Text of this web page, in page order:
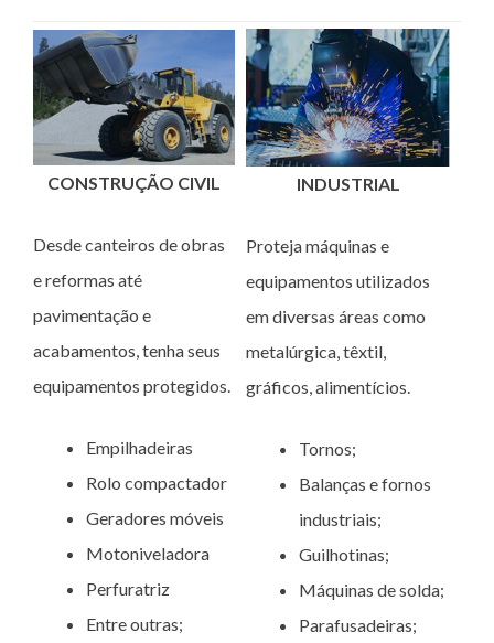
CONSTRUÇÃO CIVIL
Desde canteiros de obras
e reformas até
pavimentação e
acabamentos, tenha seus
equipamentos protegidos.
Empilhadeiras
Rolo compactador
Geradores móveis
Motoniveladora
Perfuratriz
Entre outras;
INDUSTRIAL
Proteja máquinas e
equipamentos utilizados
em diversas áreas como
metalúrgica, têxtil,
gráficos, alimentícios.
Tornos;
Balanças e fornos
industriais;
Guilhotinas;
Máquinas de solda;
Parafusadeiras;